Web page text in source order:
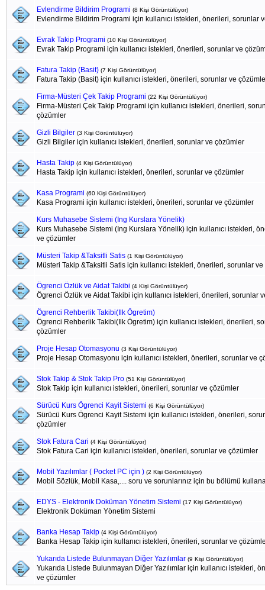
Evlendirme Bildirim Programi (8 Kişi Görüntülüyor)
Evlendirme Bildirim Programi için kullanıcı istekleri, önerileri, sorunlar
Evrak Takip Programi (10 Kişi Görüntülüyor)
Evrak Takip Programi için kullanıcı istekleri, önerileri, sorunlar ve
Fatura Takip (Basit) (7 Kişi Görüntülüyor)
Fatura Takip (Basit) için kullanıcı istekleri, önerileri, sorunlar ve
Firma-Müsteri Çek Takip Programi (22 Kişi Görüntülüyor)
Firma-Müsteri Çek Takip Programi için kullanıcı istekleri, önerileri,
çözümler
Gizli Bilgiler (3 Kişi Görüntülüyor)
Gizli Bilgiler için kullanıcı istekleri, önerileri, sorunlar ve çözümler
Hasta Takip (4 Kişi Görüntülüyor)
Hasta Takip için kullanıcı istekleri, önerileri, sorunlar ve çözümler
Kasa Programi (60 Kişi Görüntülüyor)
Kasa Programi için kullanıcı istekleri, önerileri, sorunlar ve çözümler
Kurs Muhasebe Sistemi (Ing Kurslara Yönelik)
Kurs Muhasebe Sistemi (Ing Kurslara Yönelik) için kullanıcı istekleri,
ve çözümler
Müsteri Takip &Taksitli Satis (1 Kişi Görüntülüyor)
Müsteri Takip &Taksitli Satis için kullanıcı istekleri, önerileri, sorunlar
Ögrenci Özlük ve Aidat Takibi (4 Kişi Görüntülüyor)
Ögrenci Özlük ve Aidat Takibi için kullanıcı istekleri, önerileri, sorunlar
Ögrenci Rehberlik Takibi(Ilk Ögretim)
Ögrenci Rehberlik Takibi(Ilk Ögretim) için kullanıcı istekleri, önerileri,
çözümler
Proje Hesap Otomasyonu (3 Kişi Görüntülüyor)
Proje Hesap Otomasyonu için kullanıcı istekleri, önerileri, sorunlar ve
Stok Takip & Stok Takip Pro (51 Kişi Görüntülüyor)
Stok Takip için kullanıcı istekleri, önerileri, sorunlar ve çözümler
Sürücü Kurs Ögrenci Kayit Sistemi (6 Kişi Görüntülüyor)
Sürücü Kurs Ögrenci Kayit Sistemi için kullanıcı istekleri, önerileri,
çözümler
Stok Fatura Cari (4 Kişi Görüntülüyor)
Stok Fatura Cari için kullanıcı istekleri, önerileri, sorunlar ve çözümler
Mobil Yazılımlar ( Pocket PC için ) (2 Kişi Görüntülüyor)
Mobil Sözlük, Mobil Kasa,.... soru ve sorunlarınız için bu bölümü
EDYS - Elektronik Doküman Yönetim Sistemi (17 Kişi Görüntülüyor)
Elektronik Doküman Yönetim Sistemi
Banka Hesap Takip (4 Kişi Görüntülüyor)
Banka Hesap Takip için kullanıcı istekleri, önerileri, sorunlar ve
Yukarıda Listede Bulunmayan Diğer Yazılımlar (9 Kişi Görüntülüyor)
Yukarıda Listede Bulunmayan Diğer Yazılımlar için kullanıcı istekleri,
ve çözümler